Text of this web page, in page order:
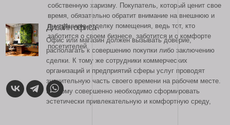
эстетически привлекательную и комфортную среду,
подчеркивающую статус успешной организации.